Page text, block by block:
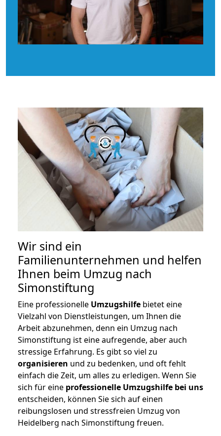
Wir sind ein
Familienunternehmen und helfen
Ihnen beim Umzug nach
Simonstiftung
Eine professionelle Umzugshilfe bietet eine
Vielzahl von Dienstleistungen, um Ihnen die
Arbeit abzunehmen, denn ein Umzug nach
Simonstiftung ist eine aufregende, aber auch
stressige Erfahrung. Es gibt so viel zu
organisieren und zu bedenken, und oft fehlt
einfach die Zeit, um alles zu erledigen. Wenn Sie
sich für eine professionelle Umzugshilfe bei uns
entscheiden, können Sie sich auf einen
reibungslosen und stressfreien Umzug von
Heidelberg nach Simonstiftung freuen.